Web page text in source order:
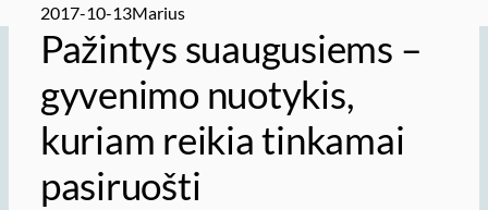
2017-10-13Marius
Pažintys suaugusiems –
gyvenimo nuotykis,
kuriam reikia tinkamai
pasiruošti